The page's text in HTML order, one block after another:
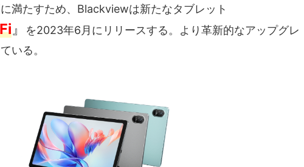
満たすため、Blackviewは新たなタブレット
』
を2023年6月にリリースする。より革新的なアップグレ
いる。